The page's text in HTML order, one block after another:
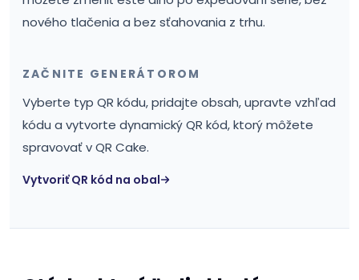
nového tlačenia a bez sťahovania z trhu.
ZAČNITE GENERÁTOROM
Vyberte typ QR kódu, pridajte obsah, upravte vzhľad
kódu a vytvorte dynamický QR kód, ktorý môžete
spravovať v QR Cake.
Vytvoriť QR kód na obal